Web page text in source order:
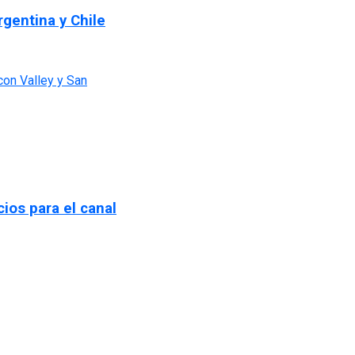
y Chile
para el canal